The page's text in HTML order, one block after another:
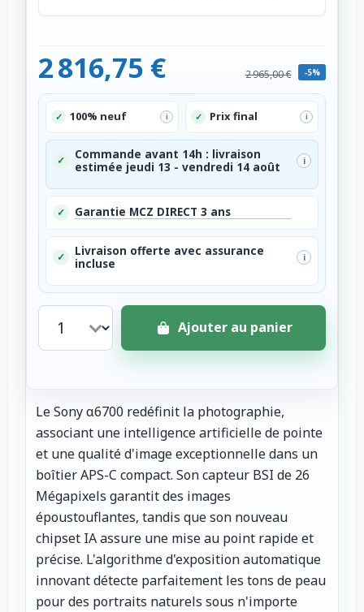
2 816,75 € 2 965,00 € -5%
✓ 100% neuf i ✓ Prix final i
✓
Commande avant 14h : livraison
estimée jeudi 13 - vendredi 14 août
i
✓ Garantie MCZ DIRECT 3 ans
✓
Livraison offerte avec assurance
incluse
i
Ajouter au panier
Le Sony α6700 redéfinit la photographie,
associant une intelligence artificielle de pointe
et une qualité d'image exceptionnelle dans un
boîtier APS-C compact. Son capteur BSI de 26
Mégapixels garantit des images
époustouflantes, tandis que son nouveau
chipset IA assure une mise au point rapide et
précise. L'algorithme d'exposition automatique
innovant détecte parfaitement les tons de peau
pour des portraits naturels sous n'importe